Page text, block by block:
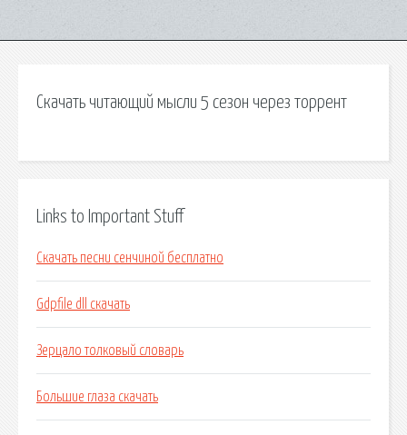
Скачать читающий мысли 5 сезон через торрент
Links to Important Stuff
Скачать песни сенчиной бесплатно
Gdpfile dll скачать
Зерцало толковый словарь
Большие глаза скачать